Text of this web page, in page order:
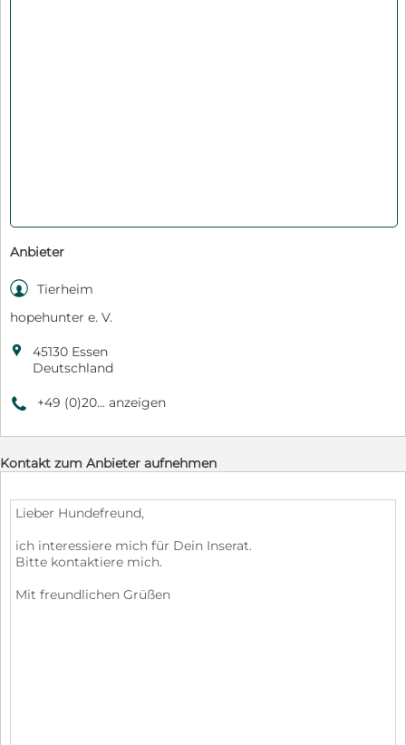
Anbieter
 Tierheim
hopehunter e. V.

45130 Essen
Deutschland
9 +49 (0)20... anzeigen
Kontakt zum Anbieter aufnehmen